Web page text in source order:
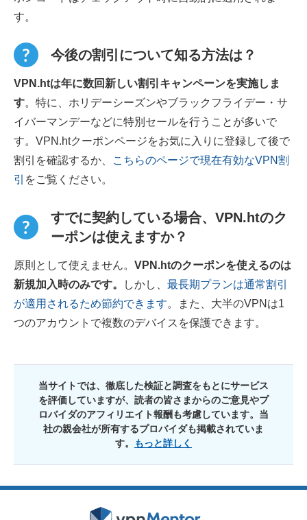
す。
今後の割引について知る方法は？
VPN.htは年に数回新しい割引キャンペーンを実施しま
す。特に、ホリデーシーズンやブラックフライデー・サ
イバーマンデーなどに特別セールを行うことが多いで
す。VPN.htクーポンページをお気に入りに登録して後で
割引を確認するか、
こちらのページで現在有効なVPN割
引 をご覧ください。
すでに契約している場合、VPN.htのク
ーポンは使えますか？
原則として使えません。 VPN.htのクーポンを使えるのは
新規加入時のみです。
しかし、 最長期プランは通常割引
が適用されるため節約できます。また、大半のVPNは1
つのアカウントで複数のデバイスを保護できます。
当サイトでは、徹底した検証と調査をもとにサービス
を評価していますが、読者の皆さまからのご意見やプ
ロバイダのアフィリエイト報酬も考慮しています。当
社の親会社が所有するプロバイダも掲載されていま
す。
もっと詳しく